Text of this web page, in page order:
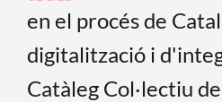
en el procés de
digitalització i
Catàleg Col·lectiu